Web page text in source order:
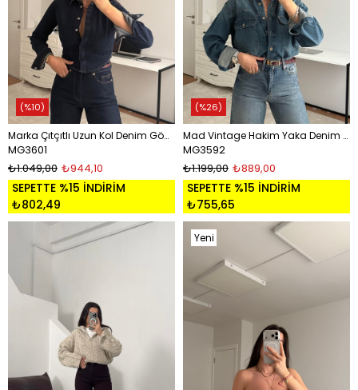
Marka Çıtçıtlı Uzun Kol Denim Gömlek
MG3601
₺944,10
₺1.049,00
SEPETTE %15 İNDİRİM
₺802,49
%10
Mad Vintage Hakim Yaka Denim Gömlek
MG3592
₺889,00
₺1.199,00
SEPETTE %15 İNDİRİM
₺755,65
%26
Yeni